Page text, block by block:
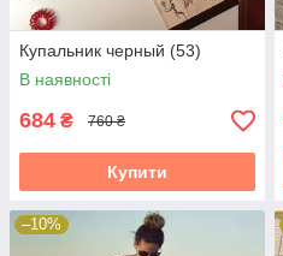
Купальник черный (53)
В наявності
684 ₴ 760 ₴
Купити
–10%